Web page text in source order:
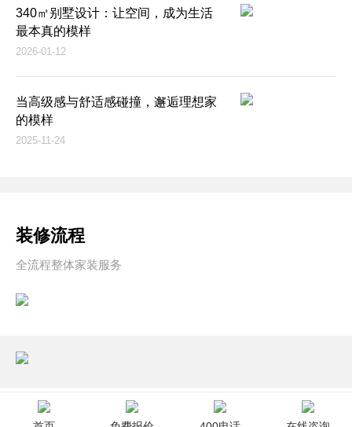
340㎡别墅设计：让空间，成为生活
最本真的模样
2026-01-12
当高级感与舒适感碰撞，邂逅理想家
的模样
2025-11-24
装修流程
全流程整体家装服务